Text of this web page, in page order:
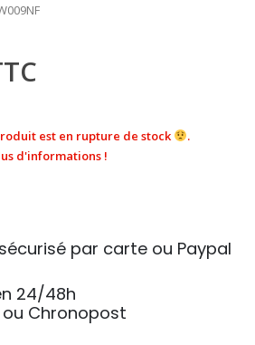
est en rupture de stock
.
d'informations !
par carte ou Paypal
24/48h
Chronopost